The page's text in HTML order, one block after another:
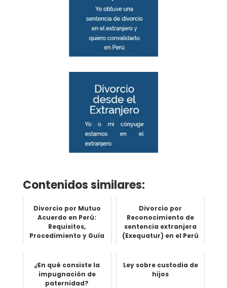
Contenidos similares:
Divorcio por Mutuo
Acuerdo en Perú:
Requisitos,
Procedimiento y Guía
Divorcio por
Reconocimiento de
sentencia extranjera
(Exequatur) en el Perú
¿En qué consiste la
impugnación de
paternidad?
Ley sobre custodia de
hijos